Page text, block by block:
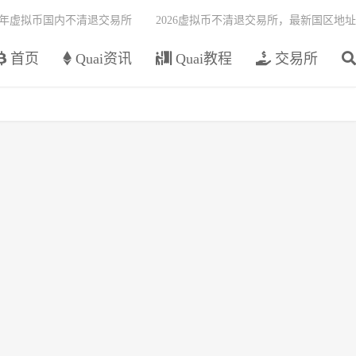
首页 Quai资讯 Quai教程 交易所
虚拟币国内不清退交易所 2026虚拟币不清退交易所，最新国区地址